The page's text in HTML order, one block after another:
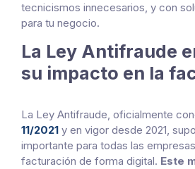
tecnicismos innecesarios, y con
para tu negocio.
La Ley Antifraude
su impacto en la
La Ley Antifraude, oficialmente
11/2021 y en vigor desde 2021,
importante para todas las
facturación de forma digital. Este